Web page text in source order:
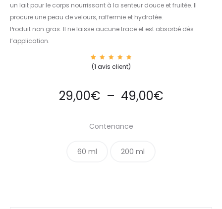
un lait pour le corps nourrissant à la senteur douce et fruitée. Il
procure une peau de velours, raffermie et hydratée.
Produit non gras. Il ne laisse aucune trace et est absorbé dès
l’application.
Noté
5.00
1
client
(1 avis client)
29,00€ – 49,00€
Contenance
60 ml 200 ml